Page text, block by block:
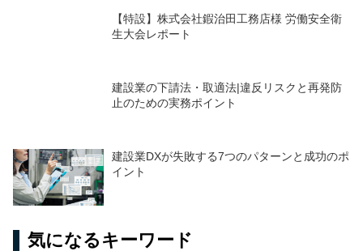
【特設】株式会社鍜治田工務店様 労働安全衛
生大会レポート
建設業の下請法・取適法|違反リスクと再発防
止のための実務ポイント
建設業DXが失敗する7つのパターンと成功のポ
イント
気になるキーワード